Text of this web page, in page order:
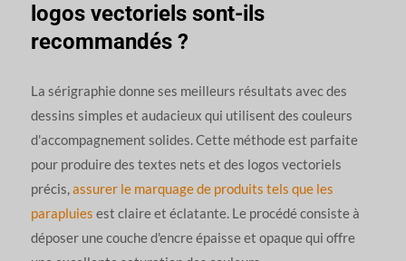
logos vectoriels sont-ils
recommandés ?
La sérigraphie donne ses meilleurs résultats avec des
dessins simples et audacieux qui utilisent des couleurs
d'accompagnement solides. Cette méthode est parfaite
pour produire des textes nets et des logos vectoriels
précis,assurer le marquage de produits tels que les
parapluies est claire et éclatante. Le procédé consiste à
déposer une couche d'encre épaisse et opaque qui offre